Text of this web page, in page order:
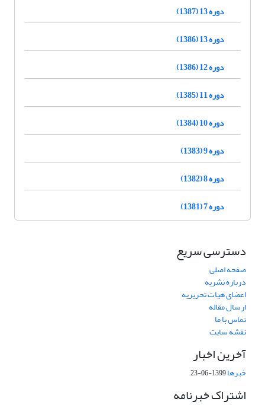
دوره 13 (1387)
دوره 13 (1386)
دوره 12 (1386)
دوره 11 (1385)
دوره 10 (1384)
دوره 9 (1383)
دوره 8 (1382)
دوره 7 (1381)
دسترسی سریع
صفحه اصلی
درباره نشریه
اعضای هیات تحریریه
ارسال مقاله
تماس با ما
نقشه سایت
آخرین اخبار
خبرها1399-06-23
اشتراک خبرنامه